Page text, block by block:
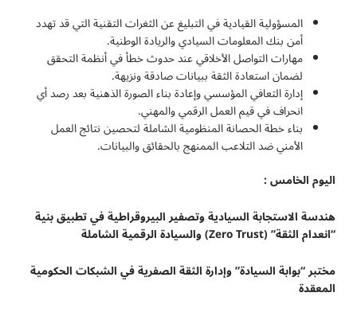
المسؤولية القيادية في التبليغ عن الثغرات التقنية التي قد تهدد
أمن بنك المعلومات السيادي والريادة الوطنية.
مهارات التواصل الأخلاقي عند حدوث خطأ في أنظمة التحقق
لضمان استعادة الثقة ببيانات صادقة ونزيهة.
إدارة التعافي المؤسسي وإعادة بناء الصورة الذهنية بعد رصد أي
انحراف في قيم العمل الرقمي والمهني.
بناء خطة الحصانة المنظومية الشاملة لتحصين نتائج العمل
الأمني ضد التلاعب الممنهج بالحقائق والبيانات.
اليوم الخامس :
هندسة الاستجابة السيادية وتصفير البيروقراطية في تطبيق بنية
“انعدام الثقة” (Zero Trust)
والسيادة الرقمية الشاملة
مختبر “بوابة السيادة” وإدارة الثقة الصفرية في الشبكات الحكومية
المعقدة